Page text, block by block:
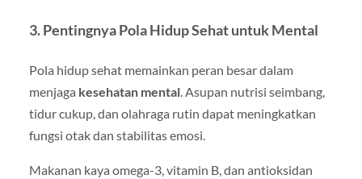
3. Pentingnya Pola Hidup Sehat untuk Mental
Pola hidup sehat memainkan peran besar dalam
menjaga kesehatan mental. Asupan nutrisi seimbang,
tidur cukup, dan olahraga rutin dapat meningkatkan
fungsi otak dan stabilitas emosi.
Makanan kaya omega-3, vitamin B, dan antioksidan